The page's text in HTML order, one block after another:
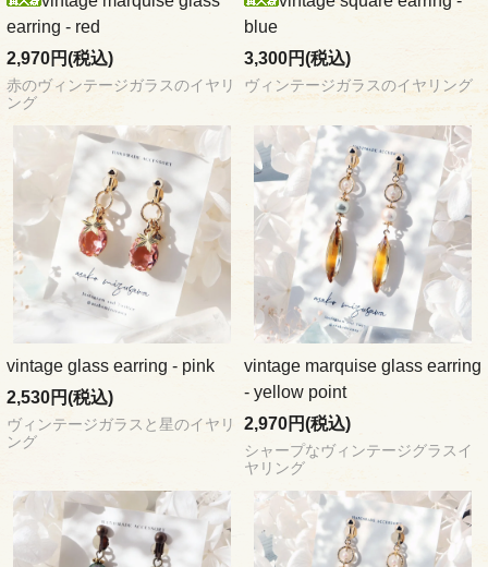
earring - red
2,970円(税込)
赤のヴィンテージガラスのイヤリ
ング
blue
3,300円(税込)
ヴィンテージガラスのイヤリング
vintage glass earring - pink
2,530円(税込)
ヴィンテージガラスと星のイヤリ
ング
vintage marquise glass earring
- yellow point
2,970円(税込)
シャープなヴィンテージグラスイ
ヤリング